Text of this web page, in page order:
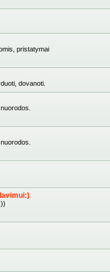
pristatymai
dovanoti.